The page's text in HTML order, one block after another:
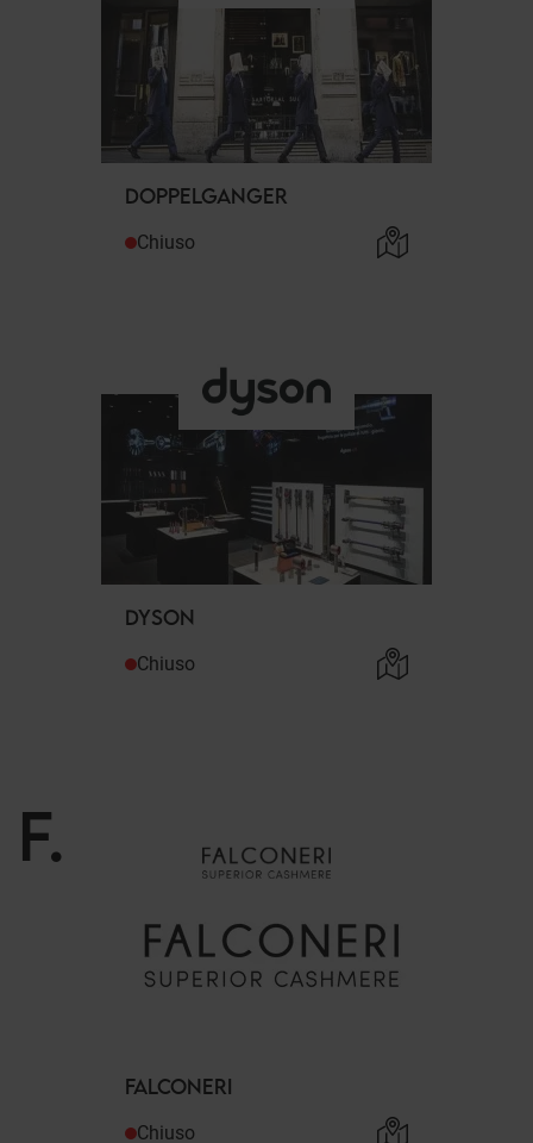
DOPPELGANGER
Chiuso
DYSON
Chiuso
F.
FALCONERI
Chiuso